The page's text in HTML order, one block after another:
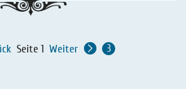
Seite 1 Weiter